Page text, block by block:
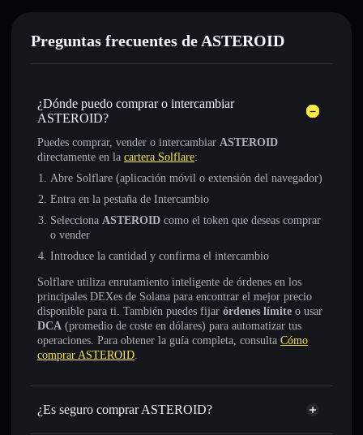
Preguntas frecuentes de ASTEROID
¿Dónde puedo comprar o intercambiar
ASTEROID?
Puedes comprar, vender o intercambiar ASTEROID
directamente en la cartera Solflare:
Abre Solflare (aplicación móvil o extensión del navegador)
Entra en la pestaña de Intercambio
Selecciona ASTEROID como el token que deseas comprar
o vender
Introduce la cantidad y confirma el intercambio
Solflare utiliza enrutamiento inteligente de órdenes en los
principales DEXes de Solana para encontrar el mejor precio
disponible para ti. También puedes fijar órdenes límite o usar
DCA (promedio de coste en dólares) para automatizar tus
operaciones. Para obtener la guía completa, consulta Cómo
comprar ASTEROID.
¿Es seguro comprar ASTEROID?